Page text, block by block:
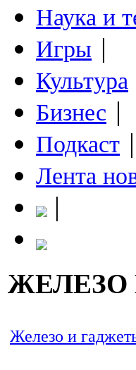
Наука и
Игры |
Культура
Бизнес |
Подкаст |
Лента
|
ЖЕЛЕЗО
Железо и